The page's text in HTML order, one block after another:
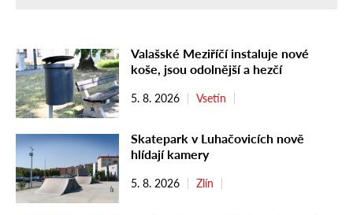
Valašské Meziříčí instaluje nové
koše, jsou odolnější a hezčí
5. 8. 2026 Vsetín
Skatepark v Luhačovicích nově
hlídají kamery
5. 8. 2026 Zlín